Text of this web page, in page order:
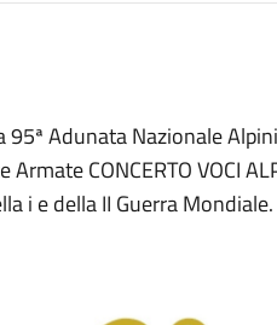
95ª Adunata Nazionale
Armate CONCERTO VOCI
i e della II Guerra Mondiale.